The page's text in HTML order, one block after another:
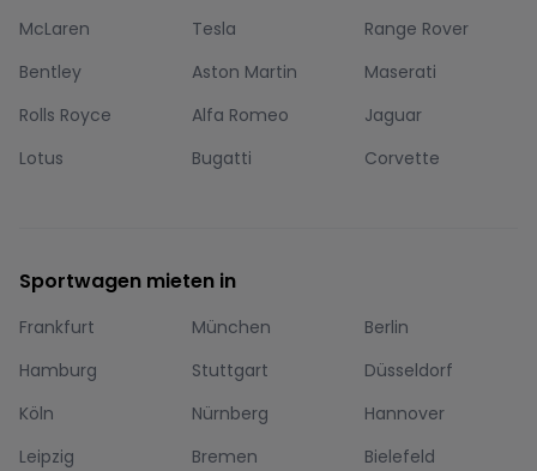
McLaren
Tesla
Range Rover
Bentley
Aston Martin
Maserati
Rolls Royce
Alfa Romeo
Jaguar
Lotus
Bugatti Corvette
Sportwagen mieten in
Frankfurt München
Berlin
Hamburg
Stuttgart
Düsseldorf
Köln
Nürnberg
Hannover
Leipzig
Bremen
Bielefeld